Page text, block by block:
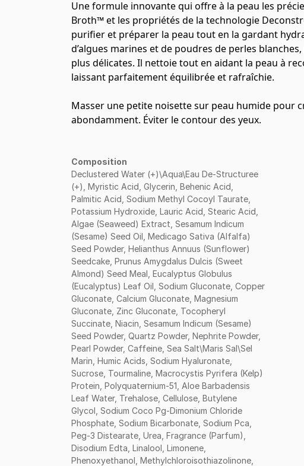
Une formule innovante qui offre à la peau les
Broth™ et les propriétés de la technologie
purifier et préparer la peau tout en la gardant
d’algues marines et de poudres de perles
plus délicates. Il nettoie tout en aidant la peau à
laissant parfaitement équilibrée et rafraîchie.
Masser une petite noisette sur peau humide pour
abondamment. Éviter le contour des yeux.
Composition
Declustered Water (+)\Aqua\Eau De-Structuree
(+), Myristic Acid, Glycerin, Behenic Acid,
Palmitic Acid, Sodium Methyl Cocoyl Taurate,
Potassium Hydroxide, Lauric Acid, Stearic Acid,
Algae (Seaweed) Extract, Sesamum Indicum
(Sesame) Seed Oil, Medicago Sativa (Alfalfa)
Seed Powder, Helianthus Annuus (Sunflower)
Seedcake, Prunus Amygdalus Dulcis (Sweet
Almond) Seed Meal, Eucalyptus Globulus
(Eucalyptus) Leaf Oil, Sodium Gluconate, Copper
Gluconate, Calcium Gluconate, Magnesium
Gluconate, Zinc Gluconate, Tocopheryl
Succinate, Niacin, Sesamum Indicum (Sesame)
Seed Powder, Quartz Powder, Nephrite Powder,
Pearl Powder, Caffeine, Sea Salt\Maris Sal\Sel
Marin, Humic Acids, Sodium Hyaluronate,
Sucrose, Tourmaline, Macrocystis Pyrifera (Kelp)
Protein, Polyquaternium-51, Aloe Barbadensis
Leaf Water, Trehalose, Cellulose, Butylene
Glycol, Sodium Coco Pg-Dimonium Chloride
Phosphate, Sodium Bicarbonate, Sodium Pca,
Peg-3 Distearate, Urea, Fragrance (Parfum),
Disodium Edta, Linalool, Limonene,
Phenoxyethanol, Methylchloroisothiazolinone,